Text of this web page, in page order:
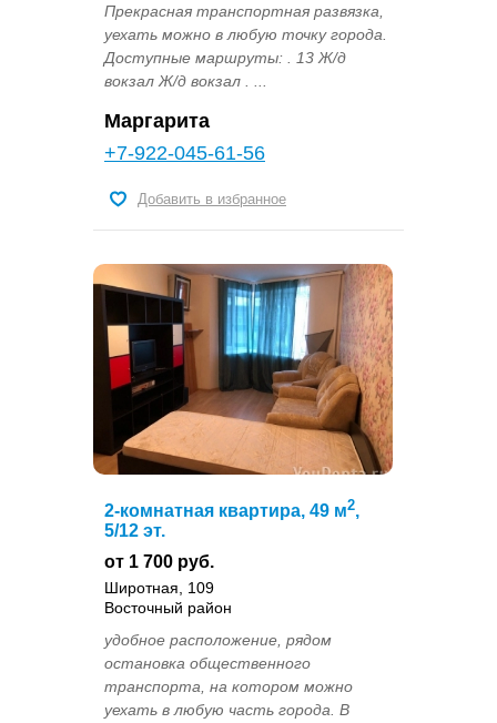
Прекрасная транспортная развязка,
уехать можно в любую точку города.
Доступные маршруты: . 13 Ж/д
вокзал Ж/д вокзал . ...
Маргарита
+7-922-045-61-56
Добавить в избранное
2-комнатная квартира, 49 м2,
5/12 эт.
от 1 700 руб.
Широтная, 109
Восточный район
удобное расположение, рядом
остановка общественного
транспорта, на котором можно
уехать в любую часть города. В